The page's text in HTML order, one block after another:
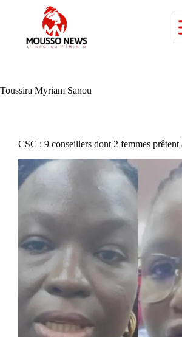
Toussira Myriam Sanou
CSC : 9 conseillers dont 2 femmes prêtent